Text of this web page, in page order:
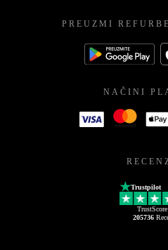
PREUZMI
NAČINI
Trustpilot
TrustScore
205736